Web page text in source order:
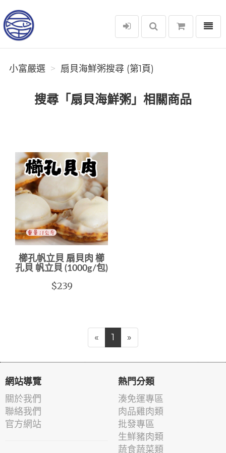
小富嚴選
選單
小富嚴選 扇貝海鮮粥搜尋 (第1頁)
搜尋「扇貝海鮮粥」相關商品
櫛孔帆立貝 扇貝肉 櫛
孔貝 帆立貝 (1000g/包)
$239
« 1 »
網站導覽
關於我們
聯絡我們
官方網站
熱門分類
湊免運專區
肉品雞肉類
批發專區
生鮮豬肉類
蔬食蔬菜類